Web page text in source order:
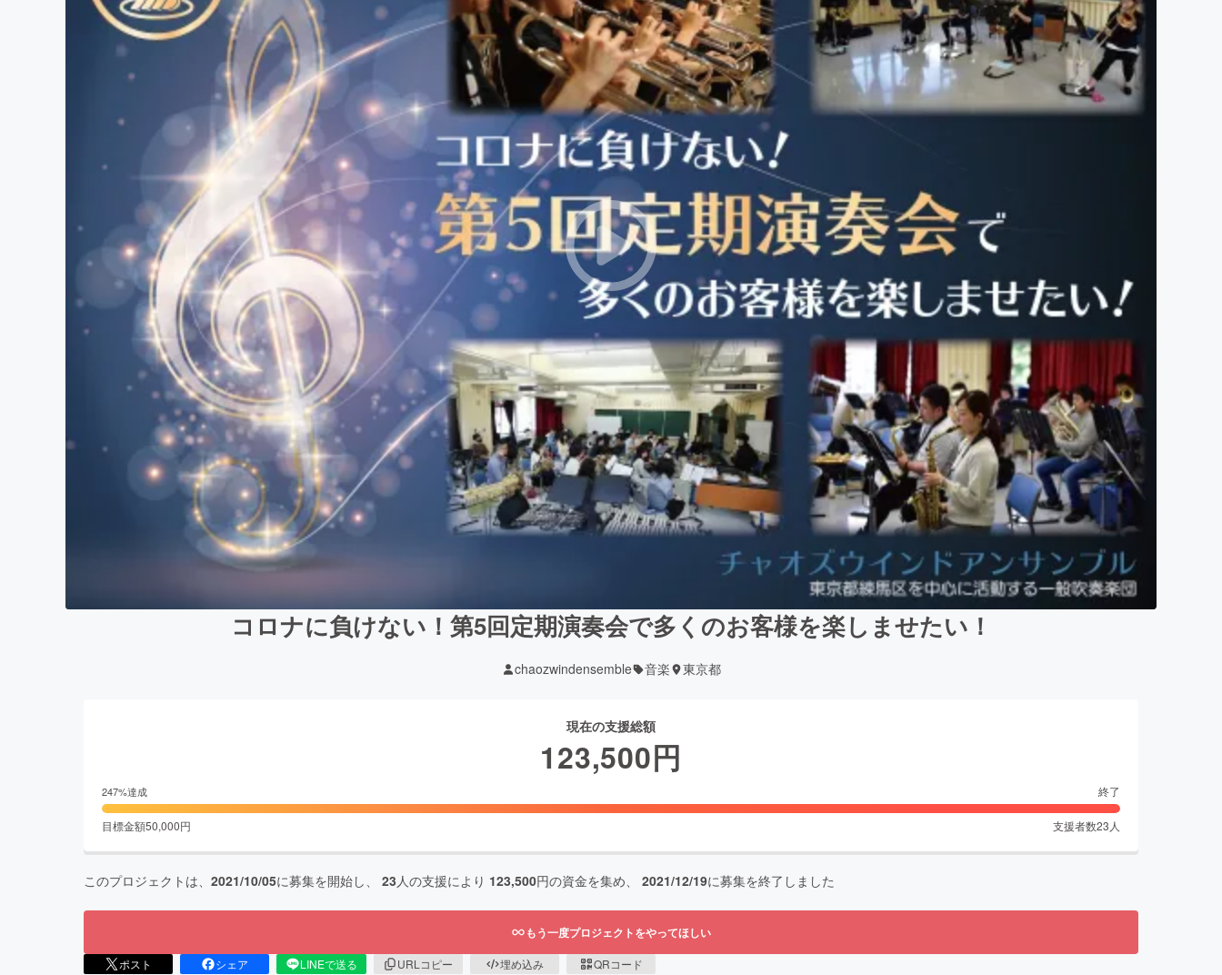
コロナに負けない！第5回定期演奏会で多くのお客様を楽しませたい！
chaozwindensemble 音楽 東京都
現在の支援総額
123,500円
247%達成 終了
目標金額50,000円 支援者数23 人
このプロジェクトは、 2021/10/05に募集を開始し、 23人の支援により 123,500円の資金を集め、 2021/12/19に募集を終了しました
もう一度プロジェクトをやってほしい
ポスト シェア LINEで送る URLコピー 埋め込み QRコード